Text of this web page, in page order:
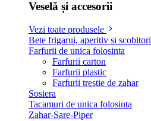
Veselă și accesorii
Vezi toate produsele
Bete frigarui, aperitiv si scobitori
Farfurii de unica folosinta
Farfurii carton
Farfurii plastic
Farfurii trestie de zahar
Sosiera
Tacamuri de unica folosinta
Zahar-Sare-Piper